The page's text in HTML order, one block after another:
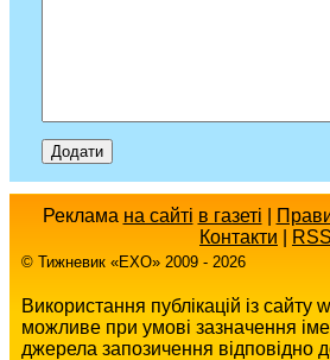
Реклама на сайті в газеті
Контакти
RSS
© Тижневик «EХO» 2009 - 2026
Використання публікацій із сайту
можливе при умові зазначення
джерела запозичення відповідно